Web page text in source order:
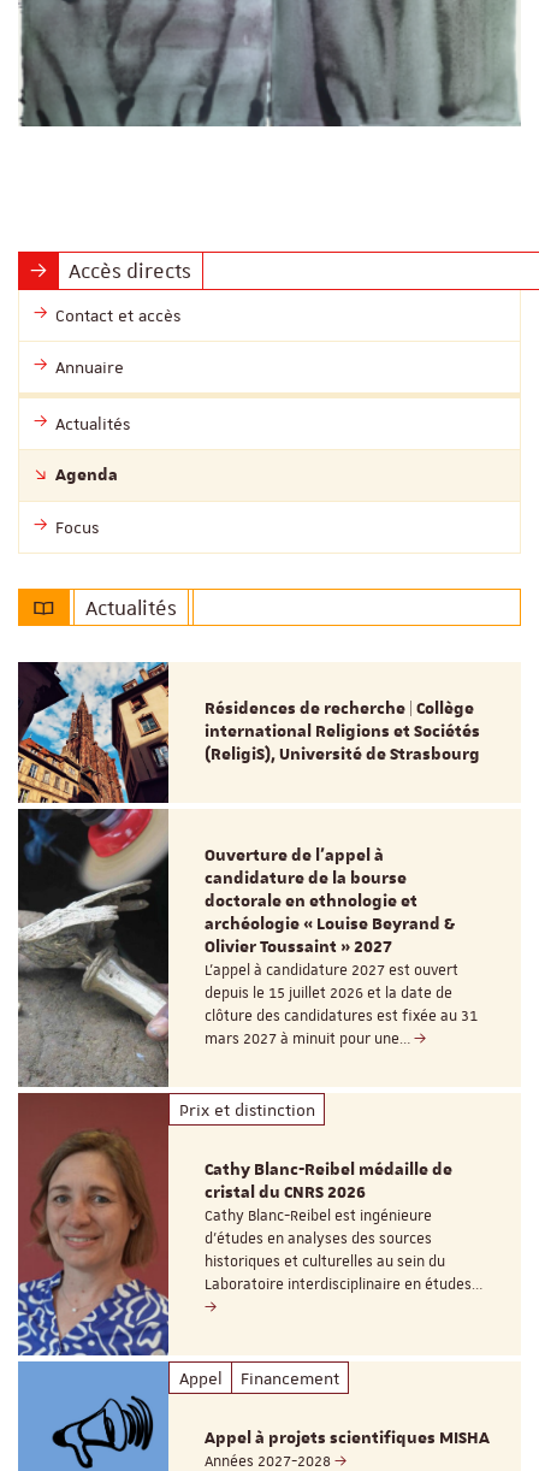
Accès directs
Contact et accès
Annuaire
Actualités
Agenda
Focus
Actualités
Résidences de recherche | Collège
international Religions et Sociétés
(ReligiS), Université de Strasbourg
Ouverture de l'appel à
candidature de la bourse
doctorale en ethnologie et
archéologie « Louise Beyrand &
Olivier Toussaint » 2027
L’appel à candidature 2027 est ouvert
depuis le 15 juillet 2026 et la date de
clôture des candidatures est fixée au 31
mars 2027 à minuit pour une…
Prix et distinction
Cathy Blanc-Reibel médaille de
cristal du CNRS 2026
Cathy Blanc-Reibel est ingénieure
d’études en analyses des sources
historiques et culturelles au sein du
Laboratoire interdisciplinaire en études…
Appel Financement
Appel à projets scientifiques MISHA
Années 2027-2028